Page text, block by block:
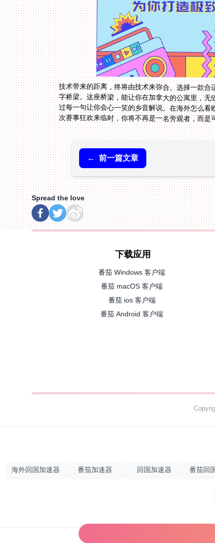
技术带来的距离，终将由技术来弥合。选择一款
字桥梁。这座桥梁，能让你在加拿大的公寓里，
过每一句让你会心一笑的乡音解说。在海外怎么
次赛事狂欢来临时，你将不再是一名旁观者，而
← 前一篇文章
Spread the love
下载应用
番茄 Windows 客户端
番茄 macOS 客户端
番茄 ios 客户端
番茄 Android 客户端
海外回国加速器 番茄加速器 回国加速器 番茄回